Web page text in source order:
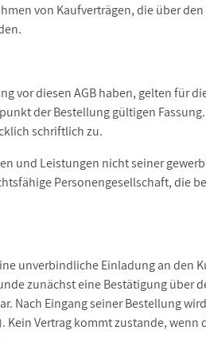
von Kaufverträgen, dieüber
vor diesen AGB haben, gelten für
der Bestellung gültigen
schriftlich zu.
und Leistungen nicht seiner
Personengesellschaft, die
unverbindliche Einladung an
zunächst eine Bestätigung über
Nach Eingang seiner Bestellung
Vertrag kommt zustande,